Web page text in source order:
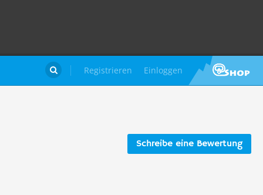
Registrieren Einloggen

Schreibe eine Bewertung